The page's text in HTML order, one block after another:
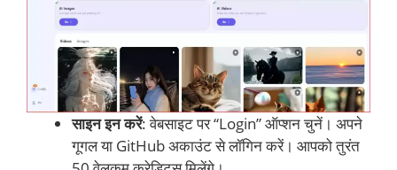
साइन इन करें: वेबसाइट पर “Login” ऑप्शन चुनें। अपने
गूगल या GitHub अकाउंट से लॉगिन करें। आपको तुरंत